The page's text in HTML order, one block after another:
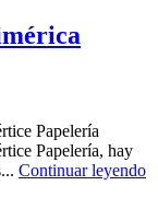
Papelería
Papelería, hay
Continuar leyendo